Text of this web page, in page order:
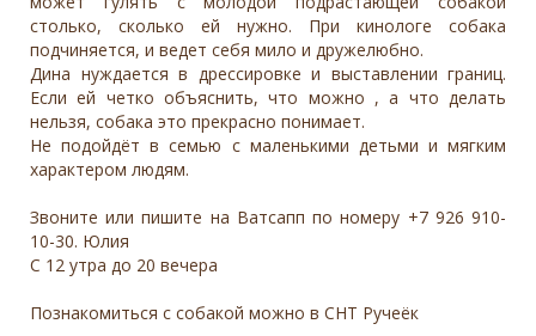
столько, сколько ей нужно. При кинологе собака
подчиняется, и ведет себя мило и дружелюбно.
Дина нуждается в дрессировке и выставлении границ.
Если ей четко объяснить, что можно , а что делать
нельзя, собака это прекрасно понимает.
Не подойдёт в семью с маленькими детьми и мягким
характером людям.
Звоните или пишите на Ватсапп по номеру +7 926 910-
10-30. Юлия
С 12 утра до 20 вечера
Познакомиться с собакой можно в СНТ Ручеёк